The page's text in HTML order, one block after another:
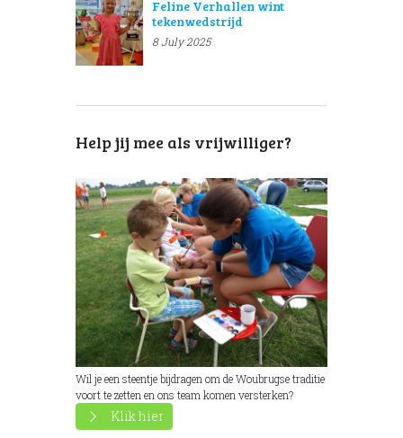
Feline Verhallen wint
tekenwedstrijd
8 July 2025
Help jij mee als vrijwilliger?
Wil je een steentje bijdragen om de Woubrugse traditie
voort te zetten en ons team komen versterken?
Klik hier